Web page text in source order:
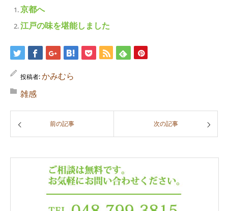
京都へ
江戸の味を堪能しました
投稿者:かみむら
雑感
前の記事 次の記事